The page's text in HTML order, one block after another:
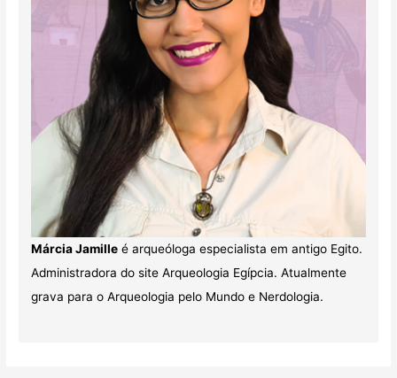
Márcia Jamilleé arqueóloga especialista em antigo Egito.
Administradora do site Arqueologia Egípcia. Atualmente
grava para o Arqueologia pelo Mundo e Nerdologia.